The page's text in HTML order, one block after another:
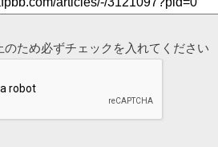
のため必ずチェックを入れてください